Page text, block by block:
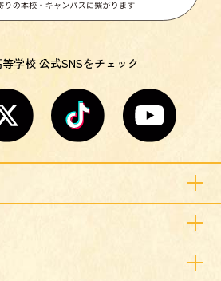
学校 公式SNSをチェック